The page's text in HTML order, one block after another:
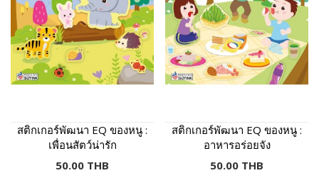
สติกเกอร์พัฒนา EQ ของหนู :
เพื่อนสัตว์น่ารัก
50.00 THB
สติกเกอร์พัฒนา EQ ของหนู :
อาหารอร่อยจัง
50.00 THB